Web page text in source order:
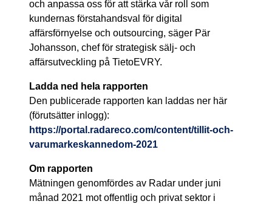
och anpassa oss för att stärka vår roll som
kundernas förstahandsval för digital
affärsförnyelse och outsourcing, säger Pär
Johansson, chef för strategisk sälj- och
affärsutveckling på TietoEVRY.
Ladda ned hela rapporten
Den publicerade rapporten kan laddas ner här
(förutsätter inlogg):
https://portal.radareco.com/content/tillit-och-
varumarkeskannedom-2021
Om rapporten
Mätningen genomfördes av Radar under juni
månad 2021 mot offentlig och privat sektor i